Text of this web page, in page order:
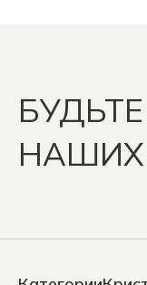
НАШИХ